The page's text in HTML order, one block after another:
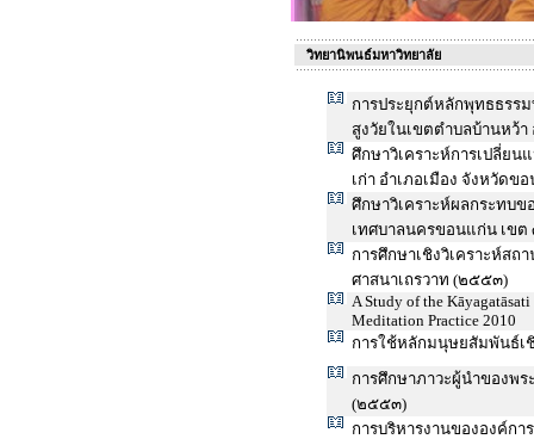
วิทยานิพนธ์มหาวิทยาลัย
การประยุกต์หลักพุทธธรร
สูงวัยในเขตตำบลบ้านหว้
ศึกษาวิเคราะห์การเปลี่ย
เก่า อำเภอเมือง จังหวัด
ศึกษาวิเคราะห์ผลกระทบ
เทศบาลนครขอนแก่น เข
การศึกษาเชิงวิเคราะห์ส
ศาสนาเถรวาท (๒๕๕๓)
A Study of the
Meditation Practice 2010
การใช้หลักมนุษยสัมพันธ์เ
การศึกษาภาวะผู้นำของพ
(๒๕๕๓)
การบริหารงานขององค์ก